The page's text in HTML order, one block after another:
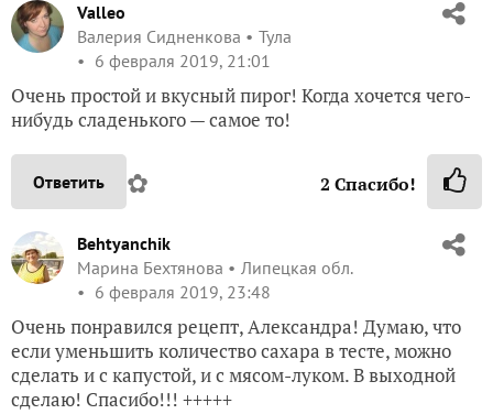
Valleo
Валерия Сидненкова
Тула
6 февраля 2019, 21:01
Очень простой и вкусный пирог! Когда хочется чего-
нибудь сладенького — самое то!
Ответить ✿ 2 Спасибо!
Behtyanchik
Марина Бехтянова
Липецкая обл.
6 февраля 2019, 23:48
Очень понравился рецепт, Александра! Думаю, что
если уменьшить количество сахара в тесте, можно
сделать и с капустой, и с мясом-луком. В выходной
сделаю! Спасибо!!! +++++